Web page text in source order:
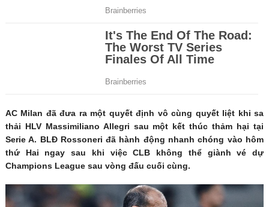
AC Milan đã đưa ra một quyết định vô cùng quyết liệt khi sa
thải HLV Massimiliano Allegri sau một kết thúc thảm hại tại
Serie A. BLĐ Rossoneri đã hành động nhanh chóng vào hôm
thứ Hai ngay sau khi việc CLB không thể giành vé dự
Champions League sau vòng đấu cuối cùng.